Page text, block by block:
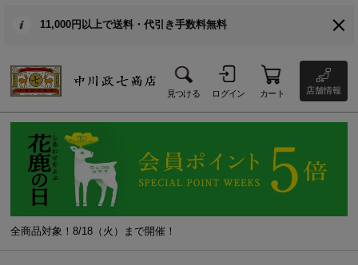
11,000円以上で送料・代引き手数料無料
見つける ログイン カート 店舗情報
全商品対象！8/18（火）まで開催！